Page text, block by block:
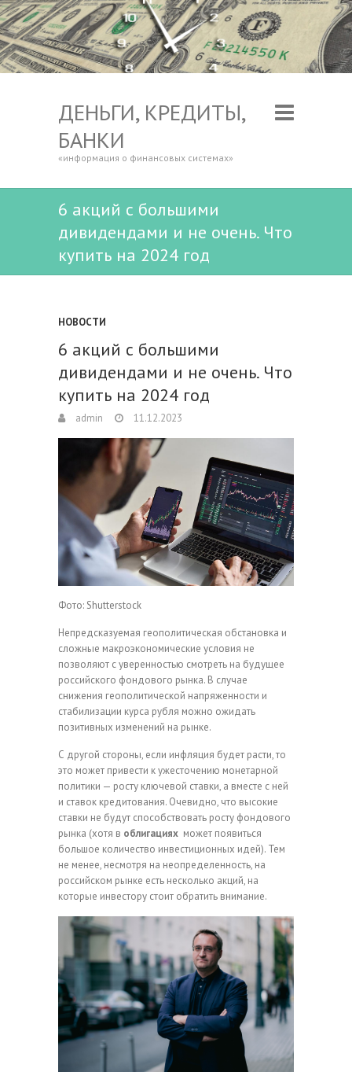
ДЕНЬГИ, КРЕДИТЫ,
БАНКИ
«информация о финансовых системах»
6 акций с большими
дивидендами и не очень. Что
купить на 2024 год
НОВОСТИ
6 акций с большими
дивидендами и не очень. Что
купить на 2024 год
admin 11.12.2023
Фото: Shutterstock
Непредсказуемая геополитическая обстановка и
сложные макроэкономические условия не
позволяют с уверенностью смотреть на будущее
российского фондового рынка. В случае
снижения геополитической напряженности и
стабилизации курса рубля можно ожидать
позитивных изменений на рынке.
С другой стороны, если инфляция будет расти, то
это может привести к ужесточению монетарной
политики — росту ключевой ставки, а вместе с ней
и ставок кредитования. Очевидно, что высокие
ставки не будут способствовать росту фондового
рынка (хотя в облигациях может появиться
большое количество инвестиционных идей). Тем
не менее, несмотря на неопределенность, на
российском рынке есть несколько акций, на
которые инвестору стоит обратить внимание.